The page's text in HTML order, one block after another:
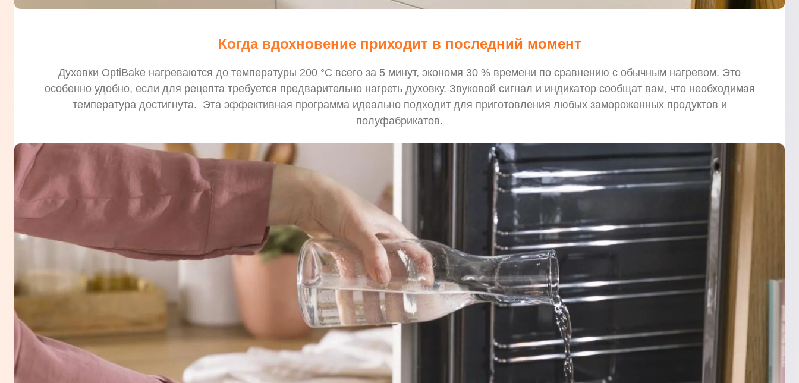
Когда вдохновение приходит в последний момент
Духовки OptiBake нагреваются до температуры 200 °C всего за 5 минут, экономя 30 % времени по сравнению с обычным нагревом. Это
особенно удобно, если для рецепта требуется предварительно нагреть духовку. Звуковой сигнал и индикатор сообщат вам, что необходимая
температура достигнута. Эта эффективная программа идеально подходит для приготовления любых замороженных продуктов и
полуфабрикатов.